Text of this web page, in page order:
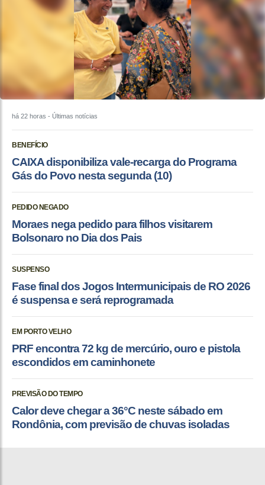
há 22 horas - Últimas notícias
BENEFÍCIO
CAIXA disponibiliza vale-recarga do Programa
Gás do Povo nesta segunda (10)
PEDIDO NEGADO
Moraes nega pedido para filhos visitarem
Bolsonaro no Dia dos Pais
SUSPENSO
Fase final dos Jogos Intermunicipais de RO 2026
é suspensa e será reprogramada
EM PORTO VELHO
PRF encontra 72 kg de mercúrio, ouro e pistola
escondidos em caminhonete
PREVISÃO DO TEMPO
Calor deve chegar a 36°C neste sábado em
Rondônia, com previsão de chuvas isoladas